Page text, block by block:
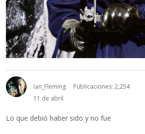
Ian_Fleming
Publicaciones: 2,254
11 de abril
Lo que debió haber sido y no fue